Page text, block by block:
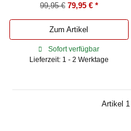
99,95 € 79,95 € *
Zum Artikel
Sofort verfügbar
Lieferzeit: 1 - 2 Werktage
Artikel